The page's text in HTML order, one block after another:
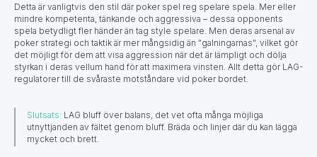
Detta är vanligtvis den stil där poker spel reg spelare spela. Mer eller
mindre kompetenta, tänkande och aggressiva – dessa оpponents
spela betydligt fler händer än tag style spelare. Men deras arsenal av
poker strategi och taktik är mer mångsidig än "galningarnas", vilket gör
det möjligt för dem att visa aggression när det är lämpligt och dölja
styrkan i deras vellum hand för att maximera vinsten. Allt detta gör LAG-
regulatorer till de svåraste motståndare vid poker bordet.
Slutsats: LAG bluff över balans, det vet ofta många möjliga
utnyttjanden av fältet genom bluff. Bräda och linjer där du kan lägga
mycket och brett.